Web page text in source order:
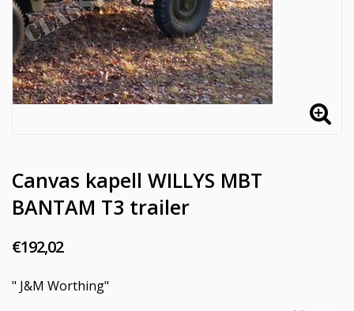
Canvas kapell WILLYS MBT
BANTAM T3 trailer
€192,02
" J&M Worthing"